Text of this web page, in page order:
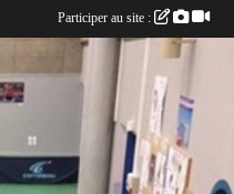
Participer au site :